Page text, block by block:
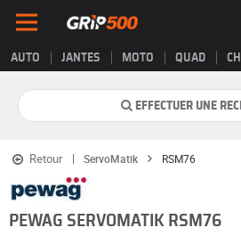
AUTO JANTES MOTO QUAD
EFFECTUER UNE
Retour ServoMatik RSM76
PEWAG SERVOMATIK RSM76